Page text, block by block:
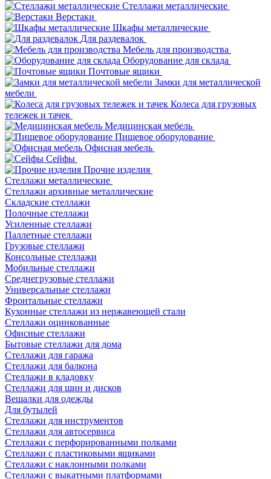
Стеллажи металлические
Верстаки
Шкафы металлические
Для раздевалок
Мебель для производства
Оборудование для склада
Почтовые ящики
Замки для металлической
мебели
Колеса для грузовых
тележек и тачек
Медицинская мебель
Пищевое оборудование
Офисная мебель
Сейфы
Прочие изделия
Стеллажи металлические
Cтеллажи архивные металлические
Складские стеллажи
Полочные стеллажи
Усиленные стеллажи
Паллетные стеллажи
Грузовые стеллажи
Консольные стеллажи
Мобильные стеллажи
Среднегрузовые стеллажи
Универсальные стеллажи
Фронтальные стеллажи
Кухонные стеллажи из нержавеющей стали
Стеллажи оцинкованные
Офисные стеллажи
Бытовые стеллажи для дома
Стеллажи для гаража
Стеллажи для балкона
Стеллажи в кладовку
Стеллажи для шин и дисков
Вешалки для одежды
Для бутылей
Стеллажи для инструментов
Стеллажи для автосервиса
Стеллажи с перфорированными полками
Стеллажи с пластиковыми ящиками
Стеллажи с наклонными полками
Стеллажи с выкатными платформами